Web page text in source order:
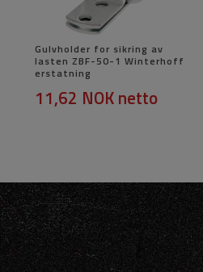
Gulvholder for sikring av
lasten ZBF-50-1 Winterhoff
erstatning
11,62 NOKnetto